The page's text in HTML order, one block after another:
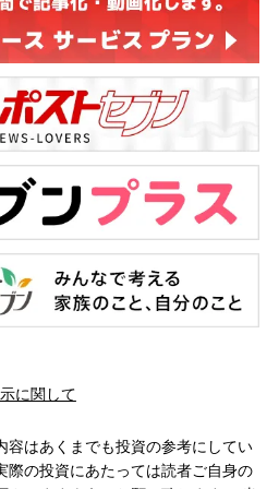
に関して
容はあくまでも投資の参考にしてい
際の投資にあたっては読者ご自身の